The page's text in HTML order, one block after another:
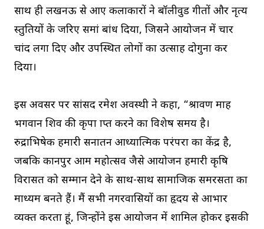
साथ ही लखनऊ से आए कलाकारों ने बॉलीवुड गीतों और नृत्य
प्रस्तुतियों के जरिए समां बांध दिया, जिसने आयोजन में चार
चांद लगा दिए और उपस्थित लोगों का उत्साह दोगुना कर
दिया।
इस अवसर पर सांसद रमेश अवस्थी ने कहा, “श्रावण माह
भगवान शिव की कृपा प्राप्त करने का विशेष समय है।
रुद्राभिषेक हमारी सनातन आध्यात्मिक परंपरा का केंद्र है,
जबकि कानपुर आम महोत्सव जैसे आयोजन हमारी कृषि
विरासत को सम्मान देने के साथ-साथ सामाजिक समरसता का
माध्यम बनते हैं। मैं सभी नगरवासियों का हृदय से आभार
व्यक्त करता हूं, जिन्होंने इस आयोजन में शामिल होकर इसकी